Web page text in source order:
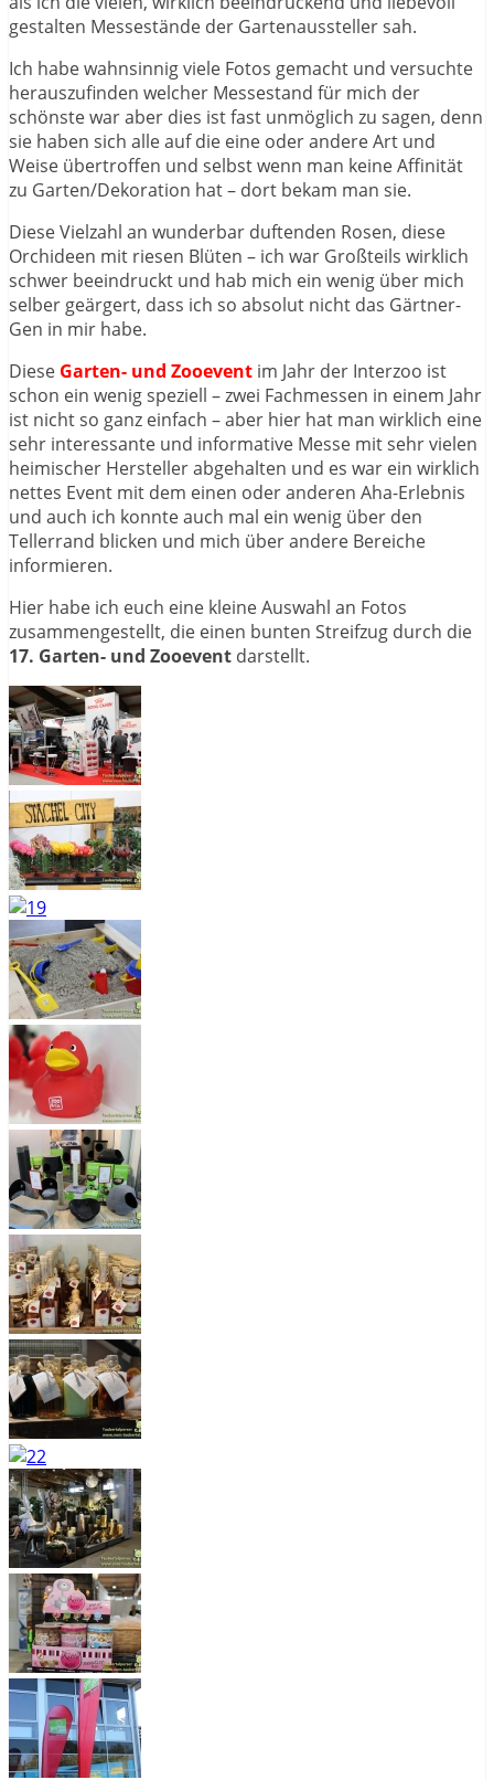
gestalten Messestände der Gartenaussteller sah.
Ich habe wahnsinnig viele Fotos gemacht und versuchte
herauszufinden welcher Messestand für mich der
schönste war aber dies ist fast unmöglich zu sagen, denn
sie haben sich alle auf die eine oder andere Art und
Weise übertroffen und selbst wenn man keine Affinität
zu Garten/Dekoration hat – dort bekam man sie.
Diese Vielzahl an wunderbar duftenden Rosen, diese
Orchideen mit riesen Blüten – ich war Großteils wirklich
schwer beeindruckt und hab mich ein wenig über mich
selber geärgert, dass ich so absolut nicht das Gärtner-
Gen in mir habe.
Diese Garten- und Zooevent im Jahr der Interzoo ist
schon ein wenig speziell – zwei Fachmessen in einem Jahr
ist nicht so ganz einfach – aber hier hat man wirklich eine
sehr interessante und informative Messe mit sehr vielen
heimischer Hersteller abgehalten und es war ein wirklich
nettes Event mit dem einen oder anderen Aha-Erlebnis
und auch ich konnte auch mal ein wenig über den
Tellerrand blicken und mich über andere Bereiche
informieren.
Hier habe ich euch eine kleine Auswahl an Fotos
zusammengestellt, die einen bunten Streifzug durch die
17. Garten- und Zooevent darstellt.